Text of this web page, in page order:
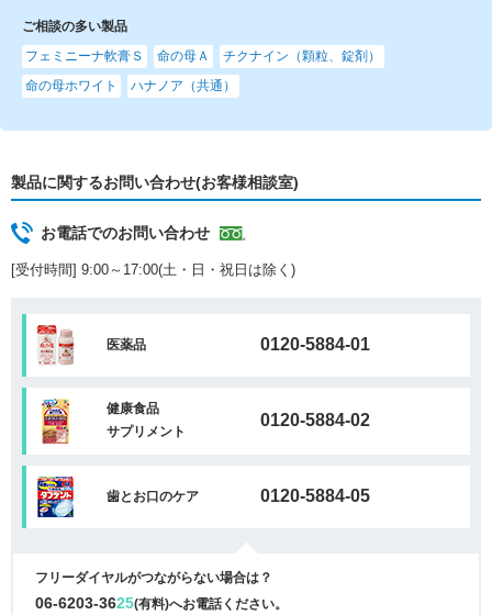
ご相談の多い製品
フェミニーナ軟膏Ｓ
命の母Ａ
チクナイン（顆粒、錠剤）
命の母ホワイト
ハナノア（共通）
製品に関するお問い合わせ(お客様相談室)
お電話でのお問い合わせ
[受付時間] 9:00～17:00(土・日・祝日は除く)
医薬品 0120-5884-01
健康食品
サプリメント
0120-5884-02
歯とお口のケア 0120-5884-05
フリーダイヤルがつながらない場合は？
06-6203-3625(有料)へお電話ください。